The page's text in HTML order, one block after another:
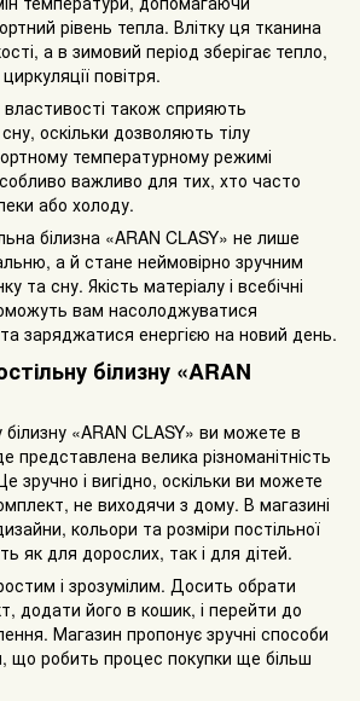
рівень тепла. Влітку ця тканина
а в зимовий період зберігає тепло,
повітря.
властивості також сприяють
оскільки дозволяють тілу
температурному режимі
важливо для тих, хто часто
або холоду.
білизна «ARAN CLASY» не лише
а й стане неймовірно зручним
та сну. Якість матеріалу і всебічні
вам насолоджуватися
заряджатися енергією на новий день.
білизну «ARAN
«ARAN CLASY» ви можете в
представлена велика різноманітність
зручно і вигідно, оскільки ви можете
не виходячи з дому. В магазині
кольори та розміри постільної
як для дорослих, так і для дітей.
і зрозумілим. Досить обрати
додати його в кошик, і перейти до
Магазин пропонує зручні способи
що робить процес покупки ще більш